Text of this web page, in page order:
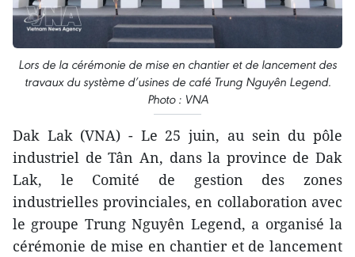
Lors de la cérémonie de mise en chantier et de lancement des
travaux du système d’usines de café Trung Nguyên Legend.
Photo : VNA
Dak Lak (VNA) - Le 25 juin, au sein du pôle
industriel de Tân An, dans la province de Dak
Lak, le Comité de gestion des zones
industrielles provinciales, en collaboration avec
le groupe Trung Nguyên Legend, a organisé la
cérémonie de mise en chantier et de lancement